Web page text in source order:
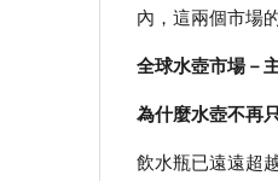
內，這兩個市場
全球水壺市場－
為什麼水壺不再
飲水瓶已遠遠超